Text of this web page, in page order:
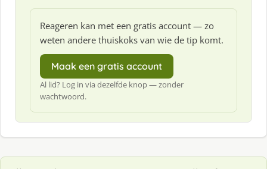
Reageren kan met een gratis account — zo
weten andere thuiskoks van wie de tip komt.
Maak een gratis account
Al lid? Log in via dezelfde knop — zonder
wachtwoord.